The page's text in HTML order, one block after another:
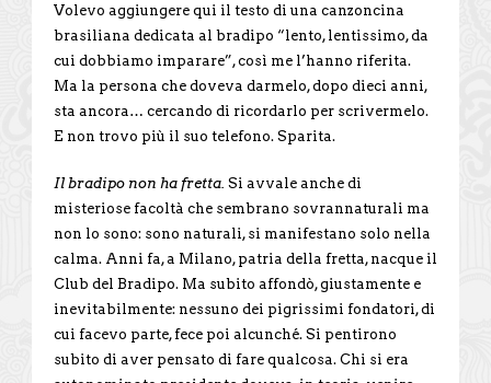
Volevo aggiungere qui il testo di una canzoncina
brasiliana dedicata al bradipo “lento, lentissimo, da
cui dobbiamo imparare”, così me l’hanno riferita.
Ma la persona che doveva darmelo, dopo dieci anni,
sta ancora… cercando di ricordarlo per scrivermelo.
E non trovo più il suo telefono. Sparita.
Il bradi­po non ha fretta. Si avvale anche di
misteriose facoltà che sembrano sovrannaturali ma
non lo sono: sono naturali, si manife­stano solo nella
calma. Anni fa, a Milano, patria della fretta, nacque il
Club del Bradipo. Ma subito affondò, giustamente e
inevitabilmente: nessuno dei pigrissimi fondatori, di
cui facevo parte, fece poi alcunché. Si pentirono
subito di aver pensato di fare qualcosa. Chi si era